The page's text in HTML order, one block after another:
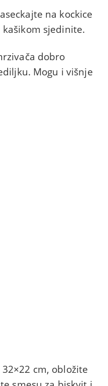
na kockice
sjedinite.
dobro
Mogu i višnje
cm, obložite